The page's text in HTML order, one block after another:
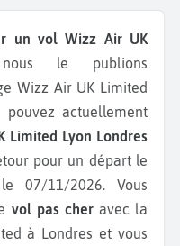
un vol Wizz Air UK
le publions
Wizz Air UK Limited
actuellement
Limited Lyon Londres
pour un départ le
07/11/2026. Vous
vol pas cheravec la
à Londres et vous